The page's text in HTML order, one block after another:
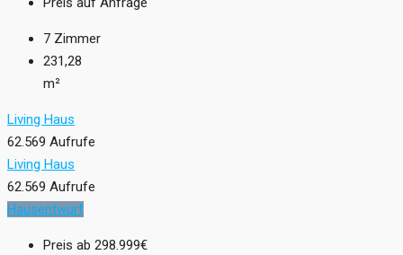
7 Zimmer
231,28
m²
Living Haus
62.569 Aufrufe
Living Haus
62.569 Aufrufe
Hausentwurf
Preis ab 298.999€